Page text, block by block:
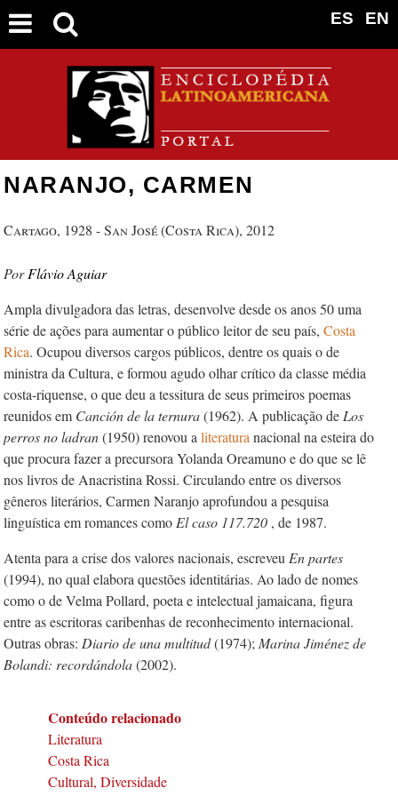
EN
ES
NARANJO, CARMEN
Cartago, 1928 - San José (Costa Rica), 2012
Flávio Aguiar
Ampla divulgadora das letras, desenvolve desde os anos 50 uma
série de ações para aumentar o público leitor de seu país, Costa
Rica. Ocupou diversos cargos públicos, dentre os quais o de
ministra da Cultura, e formou agudo olhar crítico da classe média
costa-riquense, o que deu a tessitura de seus primeiros poemas
reunidos em Canción de la ternura(1962). A publicação de Los
perros no ladran(1950) renovou a literatura nacional na esteira do
que procura fazer a precursora Yolanda Oreamuno e do que se lê
nos livros de Anacristina Rossi. Circulando entre os diversos
gêneros literários, Carmen Naranjo aprofundou a pesquisa
linguística em romances como El caso 117.720 , de 1987.
Atenta para a crise dos valores nacionais, escreveu En partes
(1994), no qual elabora questões identitárias. Ao lado de nomes
como o de Velma Pollard, poeta e intelectual jamaicana, figura
entre as escritoras caribenhas de reconhecimento internacional.
Outras obras: Diario de una multitud(1974); Marina Jiménez de
Bolandi: recordándola(2002).
Conteúdo relacionado
Literatura
Costa Rica
Cultural, Diversidade